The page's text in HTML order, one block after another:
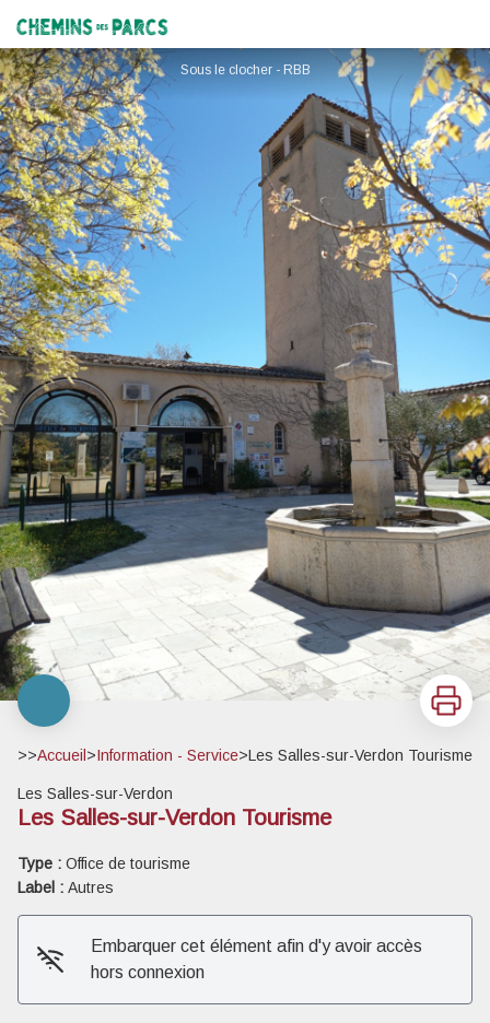
Chemins des Parcs
Sous le clocher - RBB
Imprimer
>>Accueil >Information - Service>Les Salles-sur-Verdon Tourisme
Les Salles-sur-Verdon
Les Salles-sur-Verdon Tourisme
Type : Office de tourisme
Label : Autres
Embarquer cet élément afin d'y avoir accès
hors connexion